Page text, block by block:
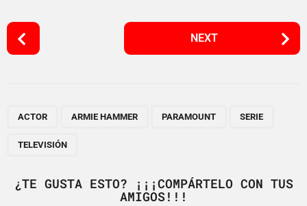
P
o
NEXT
ACTOR ARMIE HAMMER PARAMOUNT SERIE
TELEVISIÓN
¿TE GUSTA ESTO? ¡¡¡COMPÁRTELO CON TUS
AMIGOS!!!